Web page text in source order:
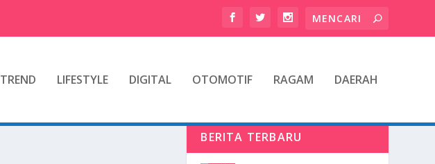
TREND LIFESTYLE DIGITAL OTOMOTIF RAGAM DAERAH
BERITA TERBARU